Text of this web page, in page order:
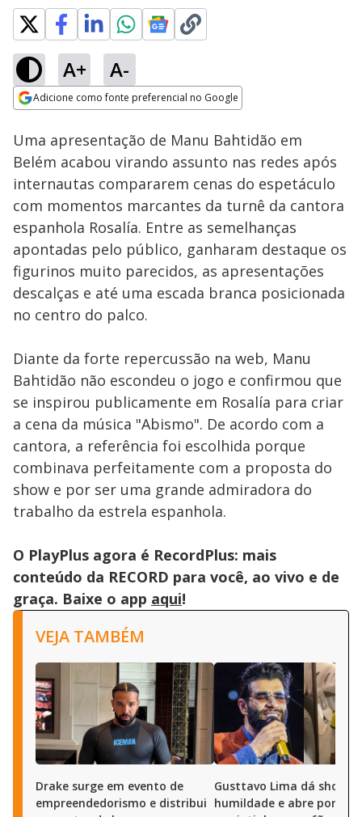
A+ A-
Adicione como fonte preferencial no Google
Ativar
Loaded
55.18%
Uma apresentação de Manu Bahtidão em
Belém acabou virando assunto nas redes após
internautas compararem cenas do espetáculo
com momentos marcantes da turnê da cantora
espanhola Rosalía. Entre as semelhanças
apontadas pelo público, ganharam destaque os
figurinos muito parecidos, as apresentações
descalças e até uma escada branca posicionada
no centro do palco.
Diante da forte repercussão na web, Manu
Bahtidão não escondeu o jogo e confirmou que
se inspirou publicamente em Rosalía para criar
a cena da música "Abismo". De acordo com a
cantora, a referência foi escolhida porque
combinava perfeitamente com a proposta do
show e por ser uma grande admiradora do
trabalho da estrela espanhola.
O PlayPlus agora é RecordPlus: mais
conteúdo da RECORD para você, ao vivo e de
graça. Baixe o app aqui!
VEJA TAMBÉM
Drake surge em evento de
empreendedorismo e distribui
Gusttavo Lima dá show
humildade e abre portas